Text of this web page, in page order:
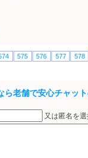
575 576 577 578
ら老舗で安心チャット
又は匿名を選